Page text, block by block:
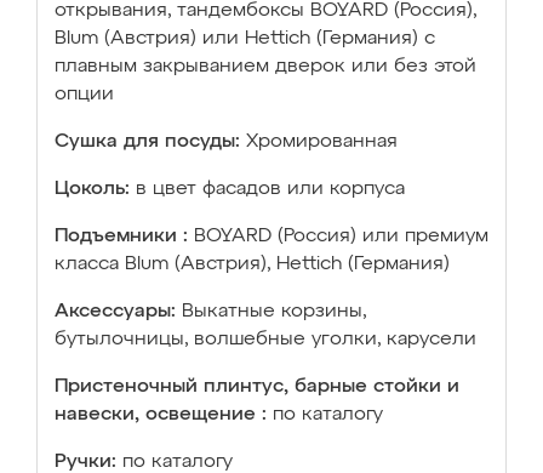
открывания, тандембоксы BOYARD (Россия),
Blum (Австрия) или Hettich (Германия) с
плавным закрыванием дверок или без этой
опции
Сушка для посуды: Хромированная
Цоколь: в цвет фасадов или корпуса
Подъемники : BOYARD (Россия) или премиум
класса Blum (Австрия), Hettich (Германия)
Аксессуары: Выкатные корзины,
бутылочницы, волшебные уголки, карусели
Пристеночный плинтус, барные стойки и
навески, освещение : по каталогу
Ручки: по каталогу